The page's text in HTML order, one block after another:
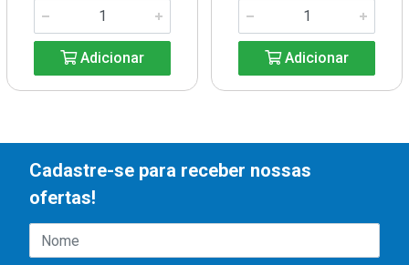
Adicionar Adicionar
Cadastre-se para receber nossas
ofertas!